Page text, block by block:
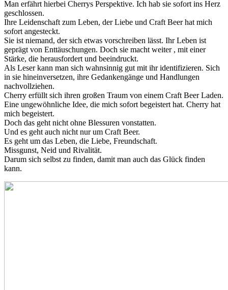
Man erfährt hierbei Cherrys Perspektive. Ich hab sie sofort ins Herz
geschlossen.
Ihre Leidenschaft zum Leben, der Liebe und Craft Beer hat mich
sofort angesteckt.
Sie ist niemand, der sich etwas vorschreiben lässt. Ihr Leben ist
geprägt von Enttäuschungen. Doch sie macht weiter , mit einer
Stärke, die herausfordert und beeindruckt.
Als Leser kann man sich wahnsinnig gut mit ihr identifizieren. Sich
in sie hineinversetzen, ihre Gedankengänge und Handlungen
nachvollziehen.
Cherry erfüllt sich ihren großen Traum von einem Craft Beer Laden.
Eine ungewöhnliche Idee, die mich sofort begeistert hat. Cherry hat
mich begeistert.
Doch das geht nicht ohne Blessuren vonstatten.
Und es geht auch nicht nur um Craft Beer.
Es geht um das Leben, die Liebe, Freundschaft.
Missgunst, Neid und Rivalität.
Darum sich selbst zu finden, damit man auch das Glück finden
kann.